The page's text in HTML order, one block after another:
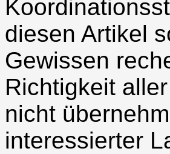
diesen Artikel
Gewissen
Richtigkeit
nicht
interessierter